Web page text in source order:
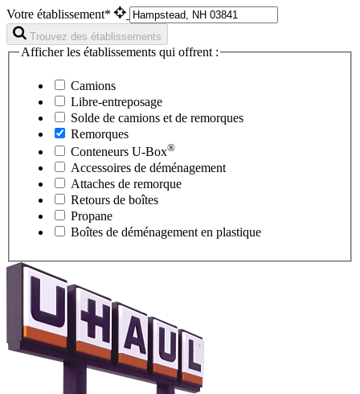
Votre établissement*
Trouvez des établissements
Afficher les établissements qui offrent :
Camions
Libre-entreposage
Solde de camions et de remorques
Remorques
Conteneurs U-Box®
Accessoires de déménagement
Attaches de remorque
Retours de boîtes
Propane
Boîtes de déménagement en plastique